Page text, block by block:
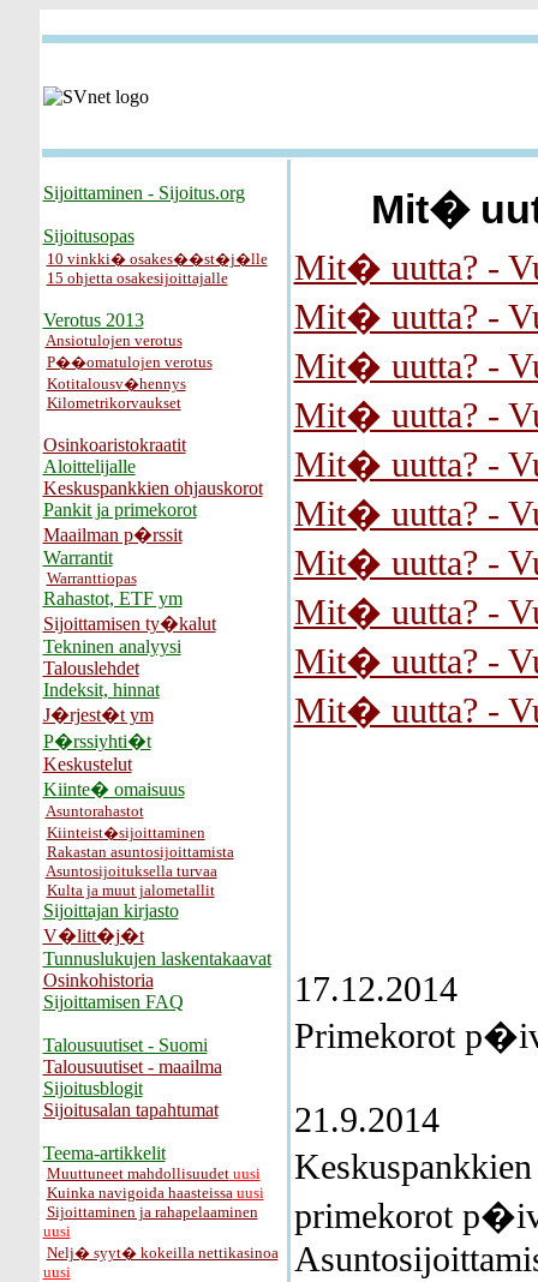
Sijoittaminen - Sijoitus.org
Sijoitusopas
10 vinkki� osakes��st�j�lle
15 ohjetta osakesijoittajalle
Verotus 2013
Ansiotulojen verotus
P��omatulojen verotus
Kotitalousv�hennys
Kilometrikorvaukset
Osinkoaristokraatit
Aloittelijalle
Keskuspankkien ohjauskorot
Pankit ja primekorot
Maailman p�rssit
Warrantit
Warranttiopas
Rahastot, ETF ym
Sijoittamisen ty�kalut
Tekninen analyysi
Talouslehdet
Indeksit, hinnat
J�rjest�t ym
P�rssiyhti�t
Keskustelut
Kiinte� omaisuus
Asuntorahastot
Kiinteist�sijoittaminen
Rakastan asuntosijoittamista
Asuntosijoituksella turvaa
Kulta ja muut jalometallit
Sijoittajan kirjasto
V�litt�j�t
Tunnuslukujen laskentakaavat
Osinkohistoria
Sijoittamisen FAQ
Talousuutiset - Suomi
Talousuutiset - maailma
Sijoitusblogit
Sijoitusalan tapahtumat
Teema-artikkelit
Muuttuneet mahdollisuudetuusi
Kuinka navigoida haasteissauusi
Sijoittaminen ja rahapelaaminen
uusi
Nelj� syyt� kokeilla nettikasinoa
uusi
Mit�
Mit� uutta? -
Mit� uutta? -
Mit� uutta? -
Mit� uutta? -
Mit� uutta? -
Mit� uutta? -
Mit� uutta? -
Mit� uutta? -
Mit� uutta? -
Mit� uutta? -
17.12.2014
Primekorot
21.9.2014
primekorot